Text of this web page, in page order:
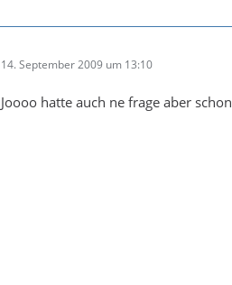
14. September 2009 um 13:10
Joooo hatte auch ne frage aber